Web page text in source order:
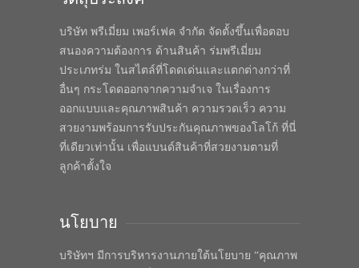
บริษัท พรีเมี่ยม เพอร์เฟค จำกัด จัดตั้งขึ้นเพื่อตอบ
สนองความต้องการ ด้านสินค้า ร่มพรีเมี่ยม
ประเภทร่ม ในสไตล์ที่โดดเด่นและแตกต่างกว่าที่
อื่นๆ กระโดดออกจากความจำเจ ในเรื่องการ
ออกแบบและคุณภาพสินค้า ความรวดเร็ว ความ
สวยงามพร้อมการรับประกันคุณภาพของโลโก้ ที่นี่
ที่เดียวเท่านั้น เพื่อแบนด์สินค้าที่สวยงามตามที่
ลูกค้าตั้งใจ
นโยบาย
บริษัทฯ มีการบริหารงานภายใต้นโยบาย “คุณภาพ